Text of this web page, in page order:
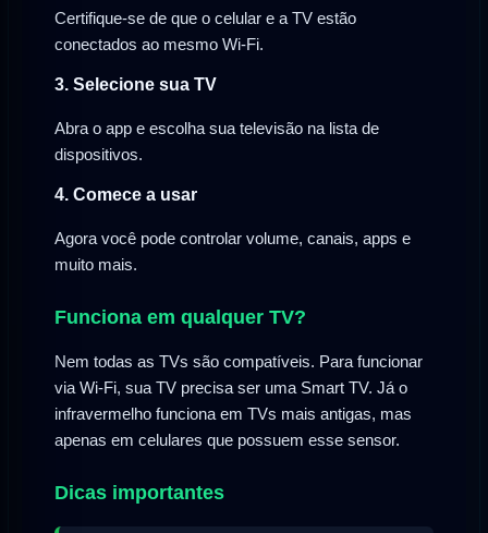
Certifique-se de que o celular e a TV estão
conectados ao mesmo Wi-Fi.
3. Selecione sua TV
Abra o app e escolha sua televisão na lista de
dispositivos.
4. Comece a usar
Agora você pode controlar volume, canais, apps e
muito mais.
Funciona em qualquer TV?
Nem todas as TVs são compatíveis. Para funcionar
via Wi-Fi, sua TV precisa ser uma Smart TV. Já o
infravermelho funciona em TVs mais antigas, mas
apenas em celulares que possuem esse sensor.
Dicas importantes